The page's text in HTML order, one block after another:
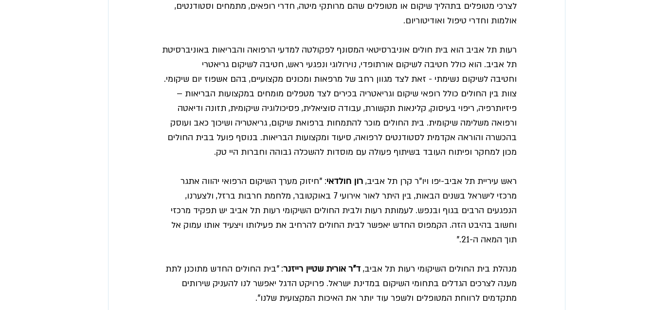
לצרכי מטופלים בתהליך שיקום או מטופלים שהם מרותקי מיטה, חדרי רופאים, מתמחים וסטודנטים,
אולמות וחדרי טיפול ואודיטוריום.
רעות תל אביב הוא בית חולים אוניברסיטאי המסונף לפקולטה למדעי הרפואה והבריאות באוניברסיטת
תל אביב. הוא כולל חטיבה לשיקום אורתופדי, נוירולוגי ונפגעי ראש, חטיבה לשיקום גריאטרי
וחטיבה לשיקום נשימתי - זאת לצד מגוון רחב של מרפאות ומכונים מקצועיים, בהם אשפוז יום שיקומי.
צוות בין החולים כולל רופאי שיקום וגריאטריה בכירים לצד מטפלים מומחים במקצועות הבריאות –
פיזיותרפיה, ריפוי בעיסוק, קלינאות תקשורת, עבודה סוציאלית, פסיכולוגיה שיקומית, תזונה ודיאטה
ורפואה משלימה שיקומית. בית החולים מוכר להתמחות ברפואת שיקום, גריאטריה ושיכוך כאב ועוסק
בהכשרה והוראה אקדמית לסטודנטים לרפואה, סיעוד ומקצועות הבריאות. בנוסף פועל בבית החולים
מכון למחקר ופיתוח העובד בשיתוף פעולה עם מוסדות להשכלה גבוהה וחברות היי טק.
ראש עיריית תל אביב-יפו ויו"ר קרן תל אביב, רון חולדאי: "חיזוק מערך השיקום הרפואי יהווה אתגר
מרכזי לישראל בשנים הבאות, בין היתר לאור אירועי 7 באוקטובר, מלחמת חרבות ברזל, ולצערנו,
הנפגעים הרבים בגוף ובנפש. לעמותת רעות ולבית החולים השיקומי רעות תל אביב יש תפקיד מרכזי
וחשוב בהיבט הזה. הקמפוס החדש יאפשר לבית החולים להרחיב את פעילותו ויצעיד אותו עמוק אל
תוך המאה ה-21."
מנהלת בית החולים השיקומי רעות תל אביב, ד"ר אורית שטיין רייזנר: "בית החולים החדש מתוכנן לתת
מענה לצרכים הגדלים בתחומי השיקום במדינת ישראל. פרויקט הדגל יאפשר לנו להעניק שירותים
מתקדמים לרווחת המטופלים ולשפר עוד יותר את האיכות המקצועית שלנו".